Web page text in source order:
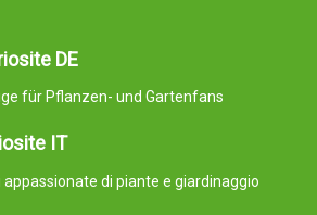
DE
für Pflanzen- und Gartenfans
IT
appassionate di piante e giardinaggio